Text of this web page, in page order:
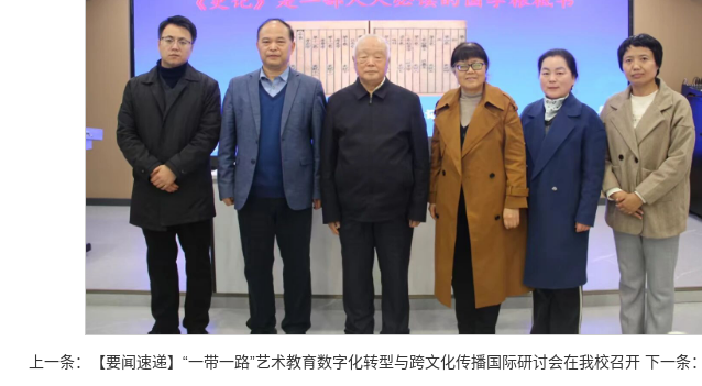
上一条： 【要闻速递】“一带一路”艺术教育数字化转型与跨文化传播国际研讨会在我校召开 下一条：